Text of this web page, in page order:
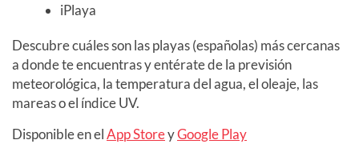
iPlaya
Descubre cuáles son las playas (españolas) más cercanas
a donde te encuentras y entérate de la previsión
meteorológica, la temperatura del agua, el oleaje, las
mareas o el índice UV.
Disponible en elApp StoreyGoogle Play